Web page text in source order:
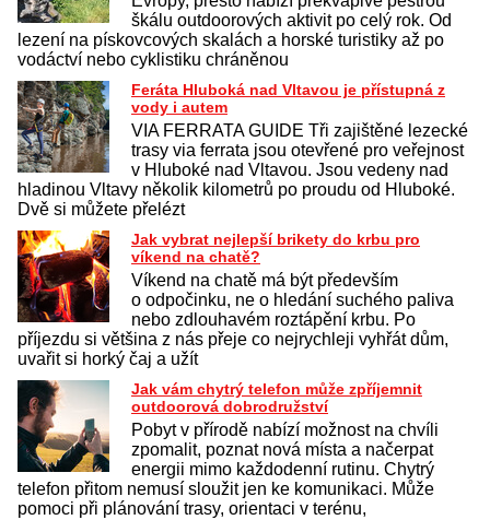
škálu outdoorových aktivit po celý rok. Od
lezení na pískovcových skalách a horské turistiky až po
vodáctví nebo cyklistiku chráněnou
Feráta Hluboká nad Vltavou je přístupná z
vody i autem
VIA FERRATA GUIDE Tři zajištěné lezecké
trasy via ferrata jsou otevřené pro veřejnost
v Hluboké nad Vltavou. Jsou vedeny nad
hladinou Vltavy několik kilometrů po proudu od Hluboké.
Dvě si můžete přelézt
Jak vybrat nejlepší brikety do krbu pro
víkend na chatě?
Víkend na chatě má být především
o odpočinku, ne o hledání suchého paliva
nebo zdlouhavém roztápění krbu. Po
příjezdu si většina z nás přeje co nejrychleji vyhřát dům,
uvařit si horký čaj a užít
Jak vám chytrý telefon může zpříjemnit
outdoorová dobrodružství
Pobyt v přírodě nabízí možnost na chvíli
zpomalit, poznat nová místa a načerpat
energii mimo každodenní rutinu. Chytrý
telefon přitom nemusí sloužit jen ke komunikaci. Může
pomoci při plánování trasy, orientaci v terénu,